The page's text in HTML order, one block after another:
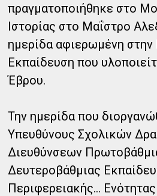
πραγματοποιήθηκε στο
Ιστορίας στο Μαΐστρο
ημερίδα αφιερωμένη στην
Εκπαίδευση που
Έβρου.
Την ημερίδα που
Υπευθύνους Σχολικών
Διευθύνσεων
Δευτεροβάθμιας
Περιφερειακής...